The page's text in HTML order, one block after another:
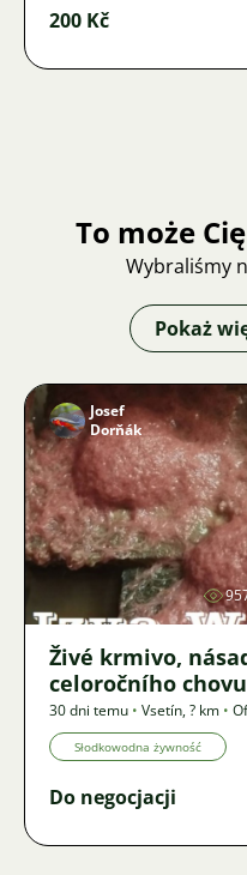
200 Kč
To może
Wybraliśmy
Pokaż
Josef
Dorňák
Živé krmivo,
celoročního
Grindal, Roupice,
30 dni temu • Vsetín,? km •
Słodkowodna żywność
Do negocjacji